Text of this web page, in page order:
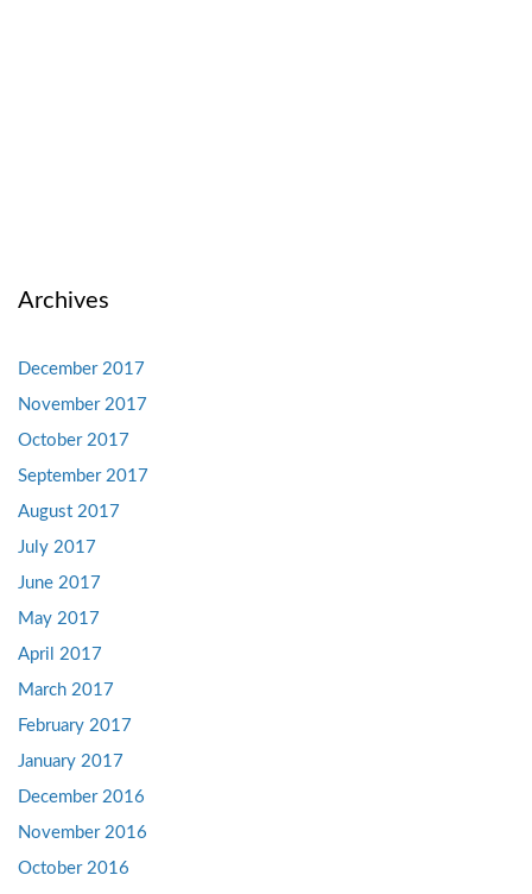
Archives
December 2017
November 2017
October 2017
September 2017
August 2017
July 2017
June 2017
May 2017
April 2017
March 2017
February 2017
January 2017
December 2016
November 2016
October 2016